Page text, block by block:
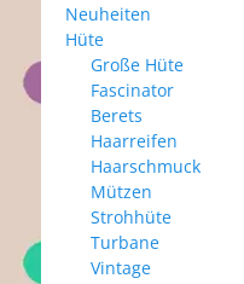
Neuheiten
Hüte
Große Hüte
Fascinator
Berets
Haarreifen
Haarschmuck
Mützen
Strohhüte
Turbane
Vintage